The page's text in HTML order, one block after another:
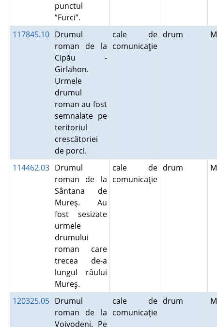
punctul
”Furci”.
117845.10 Drumul
roman de la
Cipău -
Girlahon.
Urmele
drumul
roman au fost
semnalate pe
teritoriul
crescătoriei
de porci.
cale de
comunicaţie
drum
114462.03 Drumul
roman de la
Sântana de
Mureş. Au
fost sesizate
urmele
drumului
roman care
trecea de-a
lungul râului
Mureş.
cale de
comunicaţie
drum
120325.05 Drumul
roman de la
Voivodeni. Pe
cale de
comunicaţie
drum